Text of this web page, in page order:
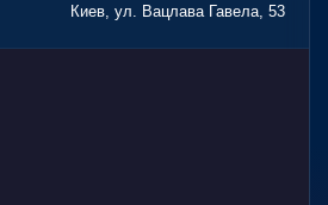
Киев, ул. Вацлава Гавела, 53